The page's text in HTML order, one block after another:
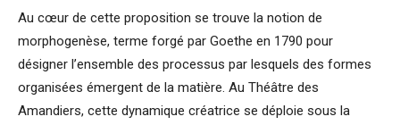
Au cœur de cette proposition se trouve la notion de
morphogenèse, terme forgé par Goethe en 1790 pour
désigner l’ensemble des processus par lesquels des formes
organisées émergent de la matière. Au Théâtre des
Amandiers, cette dynamique créatrice se déploie sous la